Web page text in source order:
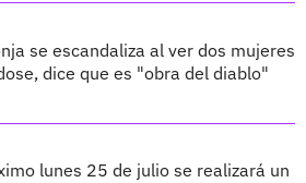
se escandaliza al ver dos mujeres
dice que es "obra del diablo"
lunes 25 de julio se realizará un